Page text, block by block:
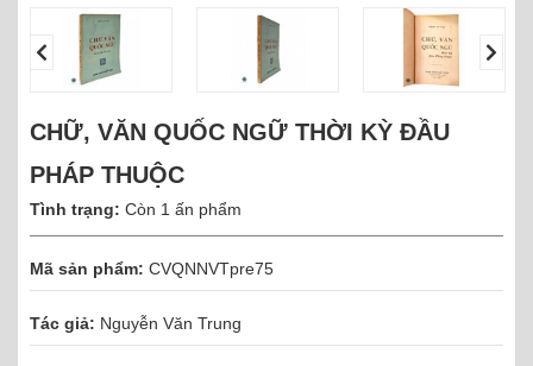
CHỮ, VĂN QUỐC NGỮ THỜI KỲ ĐẦU
PHÁP THUỘC
Tình trạng: Còn 1 ấn phẩm
Mã sản phẩm: CVQNNVTpre75
Tác giả: Nguyễn Văn Trung